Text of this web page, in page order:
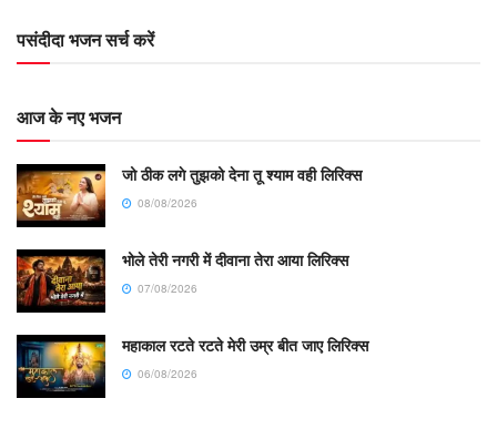
पसंदीदा भजन सर्च करें
आज के नए भजन
जो ठीक लगे तुझको देना तू श्याम वही लिरिक्स
08/08/2026
भोले तेरी नगरी में दीवाना तेरा आया लिरिक्स
07/08/2026
महाकाल रटते रटते मेरी उम्र बीत जाए लिरिक्स
06/08/2026